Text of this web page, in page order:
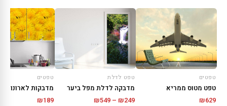
טפטים
טפט מטוס ממריא
₪629
טפט לדלת
מדבקה לדלת מפל ביער
₪249
–
₪549
טפטים
מדבקות לארונות |
₪189